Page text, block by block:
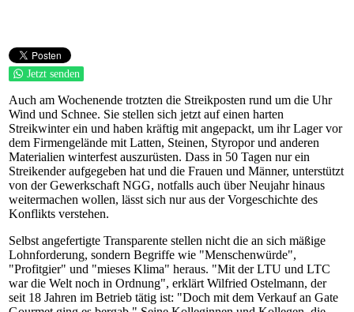
Jetzt senden
Auch am Wochenende trotzten die Streikposten rund um die Uhr
Wind und Schnee. Sie stellen sich jetzt auf einen harten
Streikwinter ein und haben kräftig mit angepackt, um ihr Lager vor
dem Firmengelände mit Latten, Steinen, Styropor und anderen
Materialien winterfest auszurüsten. Dass in 50 Tagen nur ein
Streikender aufgegeben hat und die Frauen und Männer, unterstützt
von der Gewerkschaft NGG, notfalls auch über Neujahr hinaus
weitermachen wollen, lässt sich nur aus der Vorgeschichte des
Konflikts verstehen.
Selbst angefertigte Transparente stellen nicht die an sich mäßige
Lohnforderung, sondern Begriffe wie "Menschenwürde",
"Profitgier" und "mieses Klima" heraus. "Mit der LTU und LTC
war die Welt noch in Ordnung", erklärt Wilfried Ostelmann, der
seit 18 Jahren im Betrieb tätig ist: "Doch mit dem Verkauf an Gate